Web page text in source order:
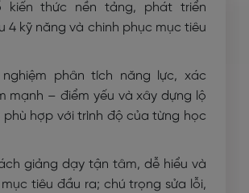
kiến thức nền tảng, phát triển
4 kỹ năng và chinh phục mục tiêu
phân tích năng lực, xác
mạnh – điểm yếu và xây dựng lộ
phù hợp với trình độ của từng học
giảng dạy tận tâm, dễ hiểu và
tiêu đầu ra; chú trọng sửa lỗi,